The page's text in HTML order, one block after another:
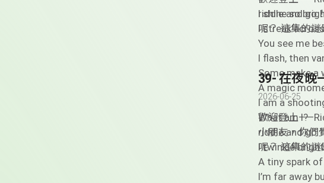
riddle and go
呢？ 這集的謎
I shine so
I streak
You see me
I flash, then
Some make a
A magic
I am a
What am I?
小朋友，你們
39- 在夜晚
2026-06-25
歡迎登上
riddle and go
呢？ 這集的謎
I twinkle
A tiny spark
I’m far away